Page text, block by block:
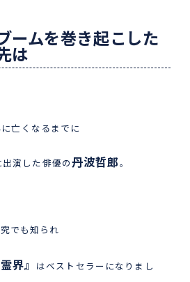
ームを巻き起こした
は
亡くなるまでに
演した俳優の丹波哲郎。
でも知られ
界』
はベストセラーになりまし